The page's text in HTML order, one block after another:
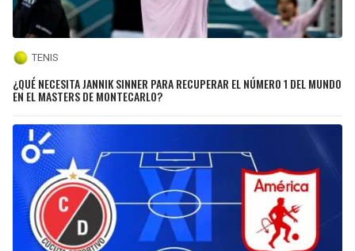
TENIS
¿QUÉ NECESITA JANNIK SINNER PARA RECUPERAR EL NÚMERO 1 DEL MUNDO
EN EL MASTERS DE MONTECARLO?